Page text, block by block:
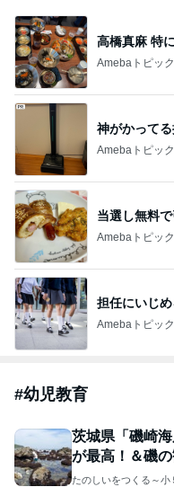
高橋真麻 特
Amebaトピッ
神がかって
Amebaトピッ
当選し無料
Amebaトピッ
担任にいじ
Amebaトピッ
#幼児教育
茨城県「磯崎
が最高！＆磯
たのしいをつくる～